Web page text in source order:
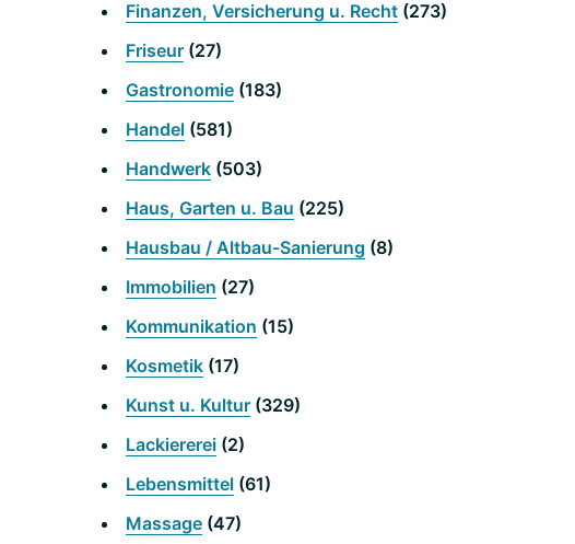
Finanzen, Versicherung u. Recht (273)
Friseur (27)
Gastronomie (183)
Handel (581)
Handwerk (503)
Haus, Garten u. Bau (225)
Hausbau / Altbau-Sanierung (8)
Immobilien (27)
Kommunikation (15)
Kosmetik (17)
Kunst u. Kultur (329)
Lackiererei (2)
Lebensmittel (61)
Massage (47)